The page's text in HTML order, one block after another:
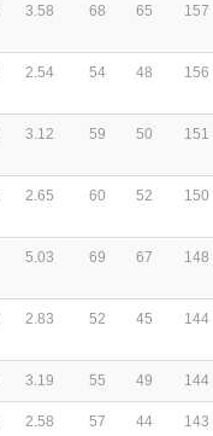
3.58 68 65 157
2.54 54 48 156
3.12 59 50 151
2.65 60 52 150
5.03 69 67 148
2.83 52 45 144
3.19 55 49 144
2.58 57 44 143